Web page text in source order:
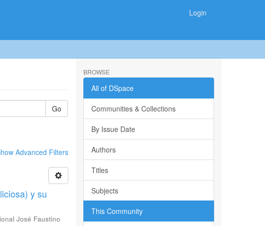
Login
Go
Advanced Filters
y su
José Faustino
BROWSE
All of DSpace
Communities & Collections
By Issue Date
Authors
Titles
Subjects
This Community